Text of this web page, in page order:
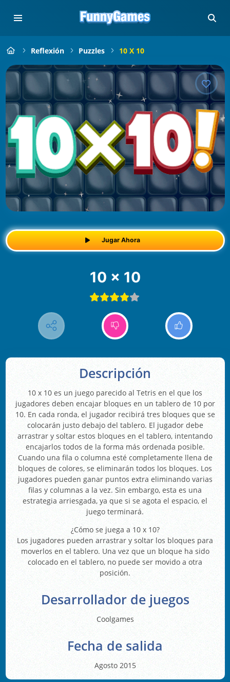
Reflexión Puzzles 10 X 10
Jugar Ahora
10 x 10
Descripción
10 x 10 es un juego parecido al Tetris en el que los
jugadores deben encajar bloques en un tablero de 10 por
10. En cada ronda, el jugador recibirá tres bloques que se
colocarán justo debajo del tablero. El jugador debe
arrastrar y soltar estos bloques en el tablero, intentando
encajarlos todos de la forma más ordenada posible.
Cuando una fila o columna esté completamente llena de
bloques de colores, se eliminarán todos los bloques. Los
jugadores pueden ganar puntos extra eliminando varias
filas y columnas a la vez. Sin embargo, esta es una
estrategia arriesgada, ya que si se agota el espacio, el
juego terminará.
¿Cómo se juega a 10 x 10?
Los jugadores pueden arrastrar y soltar los bloques para
moverlos en el tablero. Una vez que un bloque ha sido
colocado en el tablero, no puede ser movido a otra
posición.
Desarrollador de juegos
Coolgames
Fecha de salida
Agosto 2015